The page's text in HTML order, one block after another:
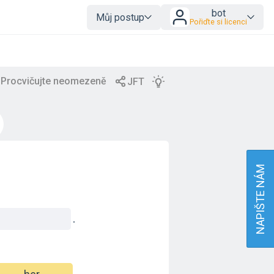
Můj postup bot
Pořiďte si licenci
. NAPIŠTE NÁM